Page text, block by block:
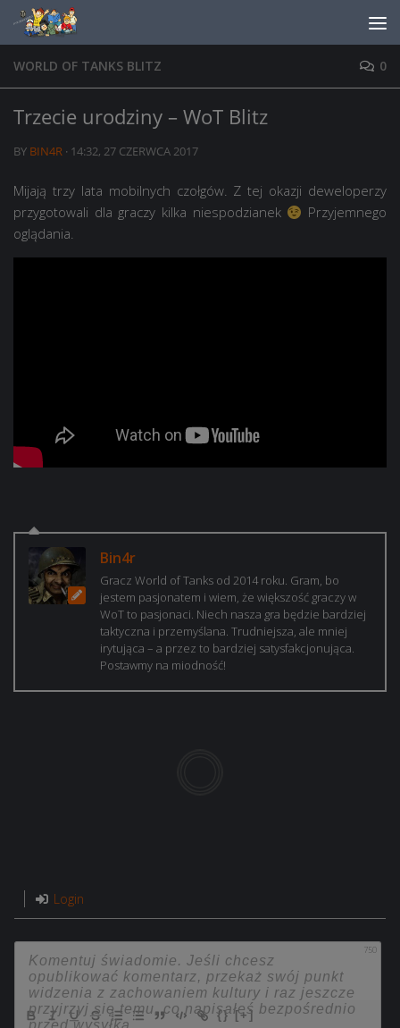
Skip to content
WORLD OF TANKS BLITZ 0
Trzecie urodziny – WoT Blitz
BY BIN4R · 14:32, 27 CZERWCA 2017
Mijają trzy lata mobilnych czołgów. Z tej okazji deweloperzy
przygotowali dla graczy kilka niespodzianek
Przyjemnego
oglądania.
Bin4r
Gracz World of Tanks od 2014 roku. Gram, bo
jestem pasjonatem i wiem, że większość graczy w
WoT to pasjonaci. Niech nasza gra będzie bardziej
taktyczna i przemyślana. Trudniejsza, ale mniej
irytująca – a przez to bardziej satysfakcjonująca.
Postawmy na miodność!
Login
750
{} [+]